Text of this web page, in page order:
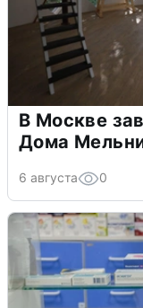
В Москве
Дома
6 августа 0